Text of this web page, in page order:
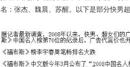
名：张杰、魏晨、苏醒。以下是部分快男